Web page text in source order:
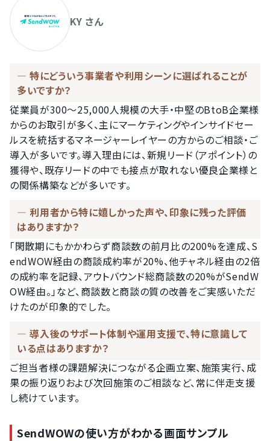
KY さん
特にどういう事業者や利用シーンに選ばれることが
多いですか？
従業員が300〜25,000人規模の大手・中堅のBtoB企業様
からのお取引が多く、主にマーケティングやインサイドセー
ルスを統括するマネージャーレイヤーの方からのご相談・ご
導入が多いです。導入理由には、新規リード（アポイント）の
獲得や、既存リードの中でも接点が取れない優良企業様と
の関係構築などが多いです。
利用者から特に嬉しかった声や、印象に残った評価
はありますか？
「閑散期にもかかわらず商談数の​前月比の​200%を達成、S
endWOW経由の商談成約率が20%、他チャネル経由の2倍
の成約率を記録、アウトバウンド総商談数の20%がSendW
OW経由。」など、商談数と商談の質の改善をご実感いただ
けたのが印象的でした。
導入後のサポート体制や運用支援で、特に意識して
いる点はありますか？
ご担当者様の課題解決につながる企画立案、施策実行、成
果の振り返りおよび次回施策のご相談など、常に伴走支援
し続けています。
SendWOWの使い方がわかる画面サンプル